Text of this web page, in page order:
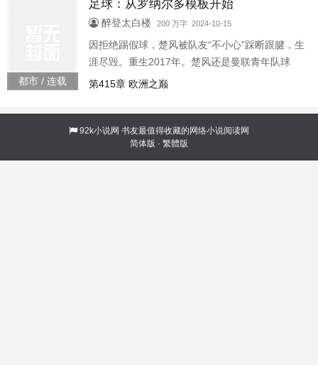
都市 / 连载
足球：从罗纳尔多模板开始
醉登太白楼 200 万字 2024-10-15
因拒绝踢假球，楚风被队友“不小心”踩断跟腱，生
涯尽毁。重生2017年。楚风还是曼联青年队球
员。水深火热的曼联，再度陷入绝境穆里尼奥的
谁能帮他实现伊布也许楚风才是上帝c罗如果皇马
拥有楚风，我觉得有机会实现欧冠五连冠梅西如
果有机会，我想成为楚风的队友。
第415章 欧洲之巅
92k小说网 书友最值得收藏的网络小说阅读网
简体版 · 繁體版